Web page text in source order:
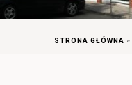
STRONA GŁÓWNA »